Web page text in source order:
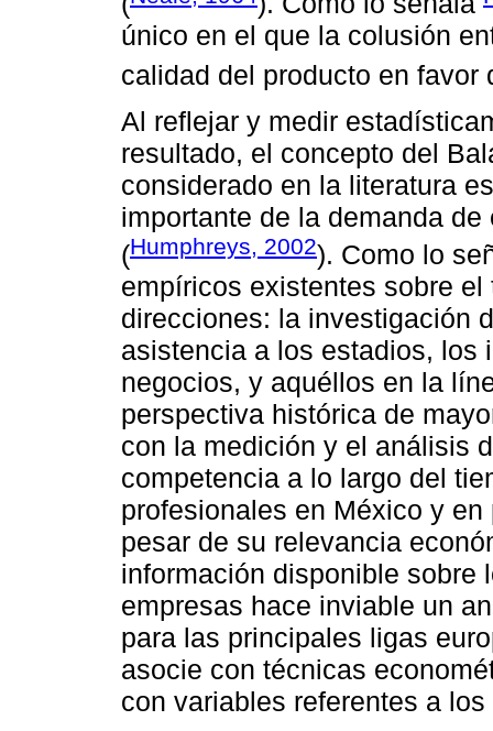
único en el que la colusión
calidad del producto en favor
Al reflejar y medir
resultado, el concepto del
considerado en la literatura
importante de la demanda
(Humphreys, 2002). Como lo
empíricos existentes sobre
direcciones: la investigación
asistencia a los estadios, los
negocios, y aquéllos en la
perspectiva histórica de
con la medición y el análisis
competencia a lo largo del
profesionales en México y
pesar de su relevancia
información disponible sobre
empresas hace inviable un
para las principales ligas
asocie con técnicas
con variables referentes a